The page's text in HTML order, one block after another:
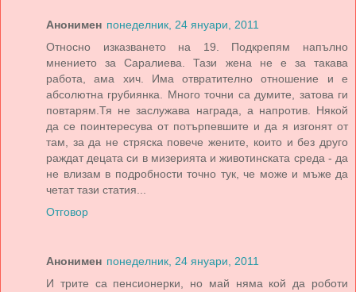
Анонимен понеделник, 24 януари, 2011
Относно изказването на 19. Подкрепям напълно
мнението за Саралиева. Тази жена не е за такава
работа, ама хич. Има отвратително отношение и е
абсолютна грубиянка. Много точни са думите, затова ги
повтарям.Тя не заслужава награда, а напротив. Някой
да се поинтересува от потърпевшите и да я изгонят от
там, за да не стряска повече жените, които и без друго
раждат децата си в мизерията и животинската среда - да
не влизам в подробности точно тук, че може и мъже да
четат тази статия...
Отговор
Анонимен понеделник, 24 януари, 2011
И трите са пенсионерки, но май няма кой да роботи